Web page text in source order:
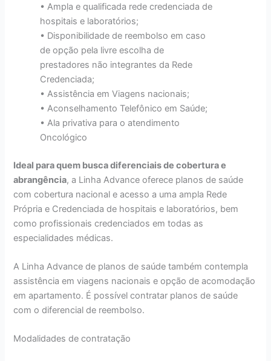
• Ampla e qualificada rede credenciada de
hospitais e laboratórios;
• Disponibilidade de reembolso em caso
de opção pela livre escolha de
prestadores não integrantes da Rede
Credenciada;
• Assistência em Viagens nacionais;
• Aconselhamento Telefônico em Saúde;
• Ala privativa para o atendimento
Oncológico
Ideal para quem busca diferenciais de cobertura e
abrangência, a Linha Advance oferece planos de saúde
com cobertura nacional e acesso a uma ampla Rede
Própria e Credenciada de hospitais e laboratórios, bem
como profissionais credenciados em todas as
especialidades médicas.
A Linha Advance de planos de saúde também contempla
assistência em viagens nacionais e opção de acomodação
em apartamento. É possível contratar planos de saúde
com o diferencial de reembolso.
Modalidades de contratação